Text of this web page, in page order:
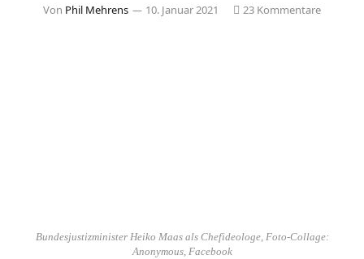
Von Phil Mehrens 10. Januar 2021 23 Kommentare
Bundesjustizminister Heiko Maas als Chefideologe, Foto-Collage:
Anonymous, Facebook